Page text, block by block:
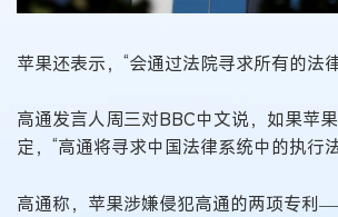
苹果还表示，“会通过法院寻求所有的法
高通发言人周三对BBC中文说，如果苹
定，“高通将寻求中国法律系统中的执行
高通称，苹果涉嫌侵犯高通的两项专利